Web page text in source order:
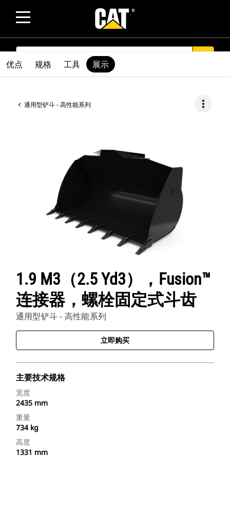
SEARCH
通用型铲斗 - 高性能系列 more_vert
1.9 M3（2.5 Yd3），Fusion™
连接器，螺栓固定式斗齿
通用型铲斗 - 高性能系列
立即购买
主要技术规格
宽度
2435 mm
重量
734 kg
高度
1331 mm
优点 规格 工具 展示